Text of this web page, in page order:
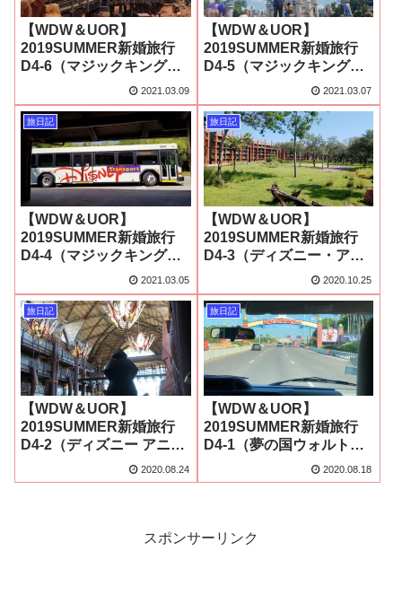
【WDW＆UOR】
2019SUMMER新婚旅行
D4-6（マジックキングダ
2021.03.09
【WDW＆UOR】
2019SUMMER新婚旅行
D4-5（マジックキングダ
2021.03.07
旅日記
【WDW＆UOR】
2019SUMMER新婚旅行
D4-4（マジックキングダ
ムへバスでGO!）
2021.03.05
旅日記
【WDW＆UOR】
2019SUMMER新婚旅行
D4-3（ディズニー・アニ
マル・キングダム・ロッ
ジ探検＆動物観察）
2020.10.25
旅日記
【WDW＆UOR】
2019SUMMER新婚旅行
D4-2（ディズニー アニマ
ルキングダム ロッジへ到
着！）
2020.08.24
旅日記
【WDW＆UOR】
2019SUMMER新婚旅行
D4-1（夢の国ウォルト・
ディズニー・ワールド
へ）
2020.08.18
スポンサーリンク